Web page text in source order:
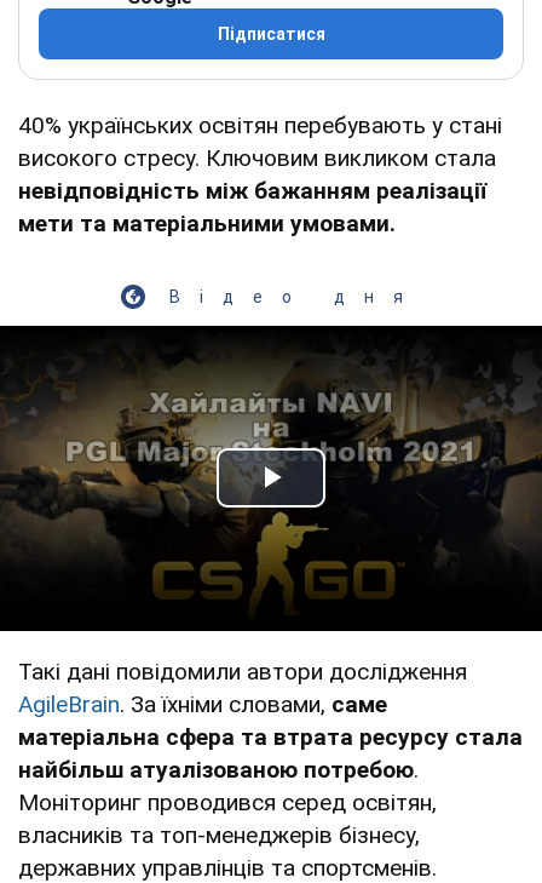
Підписатися
40% українських освітян перебувають у стані
високого стресу. Ключовим викликом стала
невідповідність між бажанням реалізації
мети та матеріальними умовами.
Відео дня
Play Video
Такі дані повідомили автори дослідження
AgileBrain. За їхніми словами, саме
матеріальна сфера та втрата ресурсу стала
найбільш атуалізованою потребою.
Моніторинг проводився серед освітян,
власників та топ-менеджерів бізнесу,
державних управлінців та спортсменів.